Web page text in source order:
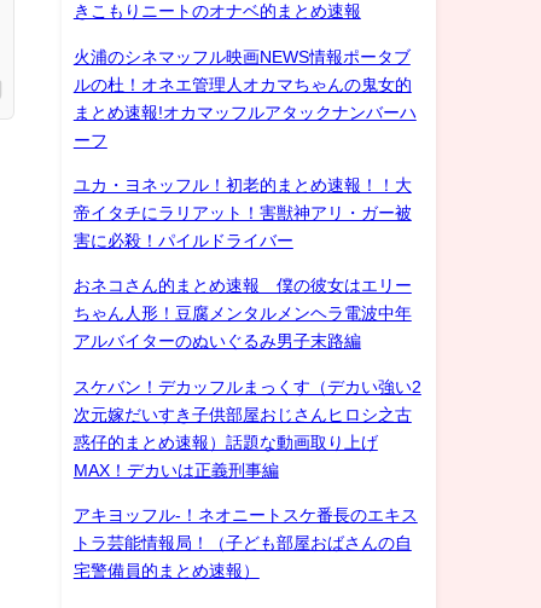
きこもりニートのオナベ的まとめ速報
火浦のシネマッフル映画NEWS情報ポータブ
ルの杜！オネエ管理人オカマちゃんの鬼女的
まとめ速報!オカマッフルアタックナンバーハ
ーフ
ユカ・ヨネッフル！初老的まとめ速報！！大
帝イタチにラリアット！害獣神アリ・ガー被
害に必殺！パイルドライバー
おネコさん的まとめ速報 僕の彼女はエリー
ちゃん人形！豆腐メンタルメンヘラ電波中年
アルバイターのぬいぐるみ男子末路編
スケバン！デカッフルまっくす（デカい強い2
次元嫁だいすき子供部屋おじさんヒロシ之古
惑仔的まとめ速報）話題な動画取り上げ
MAX！デカいは正義刑事編
アキヨッフル-！ネオニートスケ番長のエキス
トラ芸能情報局！（子ども部屋おばさんの自
宅警備員的まとめ速報）